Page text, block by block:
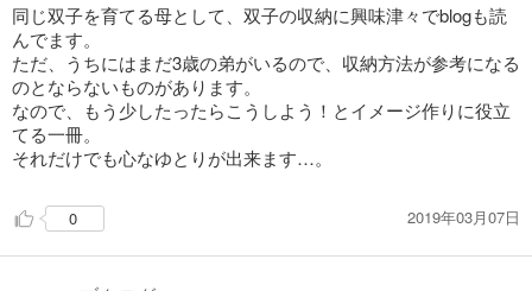
同じ双子を育てる母として、双子の収納に興味津々でblogも読
んでます。
ただ、うちにはまだ3歳の弟がいるので、収納方法が参考になる
のとならないものがあります。
なので、もう少したったらこうしよう！とイメージ作りに役立
てる一冊。
それだけでも心なゆとりが出来ます…。
0 2019年03月07日